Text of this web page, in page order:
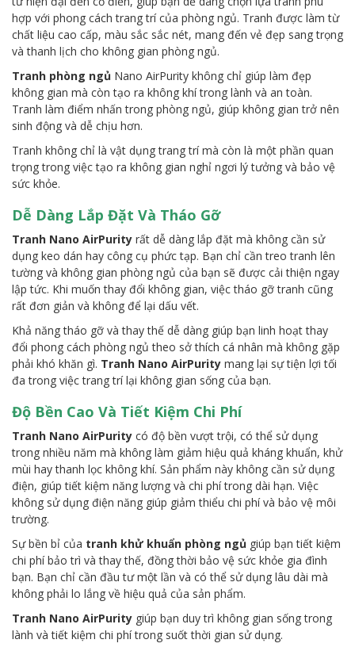
hợp với phong cách trang trí của phòng ngủ. Tranh được làm từ
chất liệu cao cấp, màu sắc sắc nét, mang đến vẻ đẹp sang trọng
và thanh lịch cho không gian phòng ngủ.
Tranh phòng ngủ Nano AirPurity không chỉ giúp làm đẹp
không gian mà còn tạo ra không khí trong lành và an toàn.
Tranh làm điểm nhấn trong phòng ngủ, giúp không gian trở nên
sinh động và dễ chịu hơn.
Tranh không chỉ là vật dụng trang trí mà còn là một phần quan
trọng trong việc tạo ra không gian nghỉ ngơi lý tưởng và bảo vệ
sức khỏe.
Dễ Dàng Lắp Đặt Và Tháo Gỡ
Tranh Nano AirPurity rất dễ dàng lắp đặt mà không cần sử
dụng keo dán hay công cụ phức tạp. Bạn chỉ cần treo tranh lên
tường và không gian phòng ngủ của bạn sẽ được cải thiện ngay
lập tức. Khi muốn thay đổi không gian, việc tháo gỡ tranh cũng
rất đơn giản và không để lại dấu vết.
Khả năng tháo gỡ và thay thế dễ dàng giúp bạn linh hoạt thay
đổi phong cách phòng ngủ theo sở thích cá nhân mà không gặp
phải khó khăn gì. Tranh Nano AirPurity mang lại sự tiện lợi tối
đa trong việc trang trí lại không gian sống của bạn.
Độ Bền Cao Và Tiết Kiệm Chi Phí
Tranh Nano AirPurity có độ bền vượt trội, có thể sử dụng
trong nhiều năm mà không làm giảm hiệu quả kháng khuẩn, khử
mùi hay thanh lọc không khí. Sản phẩm này không cần sử dụng
điện, giúp tiết kiệm năng lượng và chi phí trong dài hạn. Việc
không sử dụng điện năng giúp giảm thiểu chi phí và bảo vệ môi
trường.
Sự bền bỉ của tranh khử khuẩn phòng ngủ giúp bạn tiết kiệm
chi phí bảo trì và thay thế, đồng thời bảo vệ sức khỏe gia đình
bạn. Bạn chỉ cần đầu tư một lần và có thể sử dụng lâu dài mà
không phải lo lắng về hiệu quả của sản phẩm.
Tranh Nano AirPurity giúp bạn duy trì không gian sống trong
lành và tiết kiệm chi phí trong suốt thời gian sử dụng.